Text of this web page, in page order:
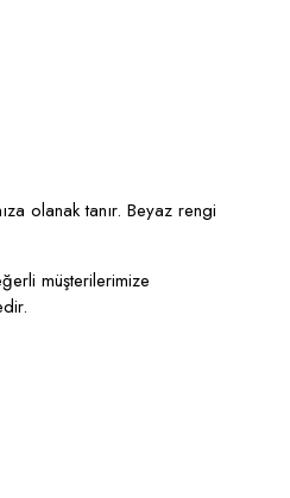
olanak tanır. Beyaz rengi
müşterilerimize